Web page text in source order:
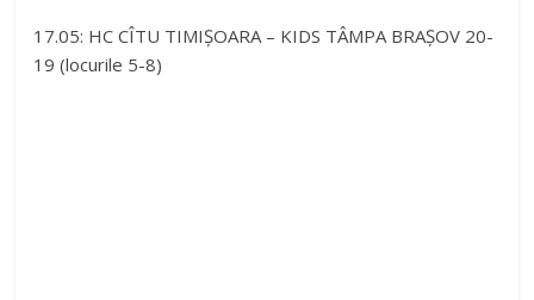
17.05: HC CÎTU TIMIȘOARA – KIDS TÂMPA BRAȘOV 20-
19 (locurile 5-8)